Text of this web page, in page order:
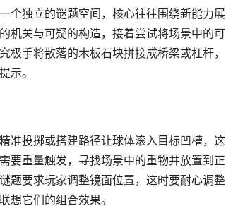
个独立的谜题空间，核心往往围绕新能力展
机关与可疑的构造，接着尝试将场景中的可
手将散落的木板石块拼接成桥梁或杠杆，
示。
准投掷或搭建路径让球体滚入目标凹槽，这
要重量触发，寻找场景中的重物并放置到正
题要求玩家调整镜面位置，这时要耐心调整
想它们的组合效果。